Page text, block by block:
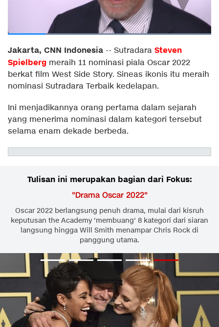
Jakarta, CNN Indonesia -- Sutradara Steven
Spielberg meraih 11 nominasi piala Oscar 2022
berkat film West Side Story. Sineas ikonis itu meraih
nominasi Sutradara Terbaik kedelapan.
Ini menjadikannya orang pertama dalam sejarah
yang menerima nominasi dalam kategori tersebut
selama enam dekade berbeda.
Tulisan ini merupakan bagian dari Fokus:
"Drama Oscar 2022"
Oscar 2022 berlangsung penuh drama, mulai dari kisruh
keputusan the Academy 'membuang' 8 kategori dari siaran
langsung hingga Will Smith menampar Chris Rock di
panggung utama.